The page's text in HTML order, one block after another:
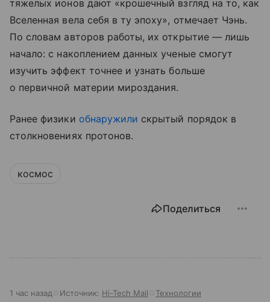
тяжелых ионов дают «крошечный взгляд на то, как
Вселенная вела себя в ту эпоху», отмечает Чэнь.
По словам авторов работы, их открытие — лишь
начало: с накоплением данных ученые смогут
изучить эффект точнее и узнать больше
о первичной материи мироздания.
Ранее физики обнаружили скрытый порядок в
столкновениях протонов.
космос
Поделиться
1 час назад Источник: Hi-Tech Mail Технологии